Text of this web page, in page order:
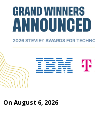
On August 6, 2026